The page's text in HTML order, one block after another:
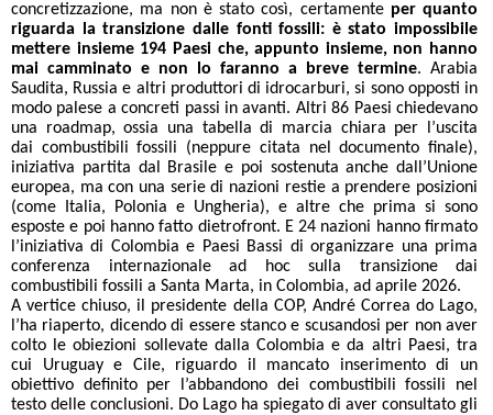
concretizzazione, ma non è stato così, certamente per quanto
riguarda la transizione dalle fonti fossili: è stato impossibile
mettere insieme 194 Paesi che, appunto insieme, non hanno
mai camminato e non lo faranno a breve termine. Arabia
Saudita, Russia e altri produttori di idrocarburi, si sono opposti in
modo palese a concreti passi in avanti. Altri 86 Paesi chiedevano
una roadmap, ossia una tabella di marcia chiara per l’uscita
dai combustibili fossili (neppure citata nel documento finale),
iniziativa partita dal Brasile e poi sostenuta anche dall’Unione
europea, ma con una serie di nazioni restie a prendere posizioni
(come Italia, Polonia e Ungheria), e altre che prima si sono
esposte e poi hanno fatto dietrofront. E 24 nazioni hanno firmato
l’iniziativa di Colombia e Paesi Bassi di organizzare una prima
conferenza internazionale ad hoc sulla transizione dai
combustibili fossili a Santa Marta, in Colombia, ad aprile 2026.
A vertice chiuso, il presidente della COP, André Correa do Lago,
l’ha riaperto, dicendo di essere stanco e scusandosi per non aver
colto le obiezioni sollevate dalla Colombia e da altri Paesi, tra
cui Uruguay e Cile, riguardo il mancato inserimento di un
obiettivo definito per l’abbandono dei combustibili fossili nel
testo delle conclusioni. Do Lago ha spiegato di aver consultato gli